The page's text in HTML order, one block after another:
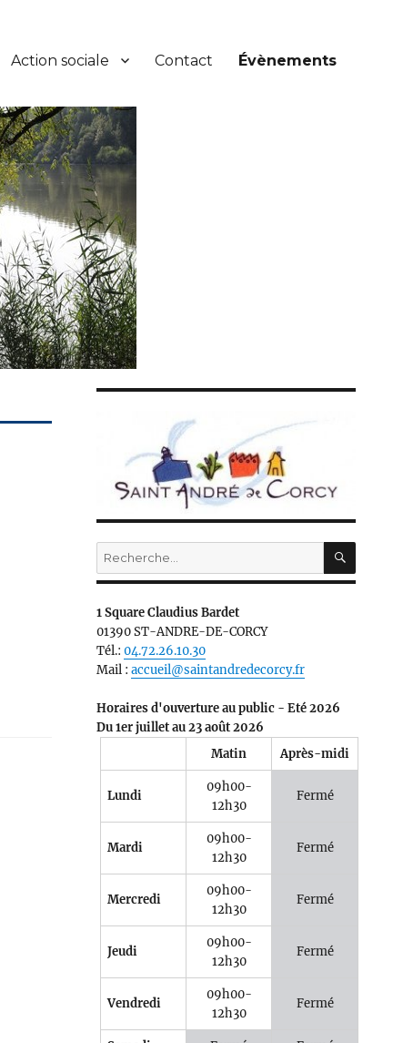
Action sociale Contact Évènements
Recherche
pour :
1 Square Claudius Bardet
01390 ST-ANDRE-DE-CORCY
Tél.:04.72.26.10.30
Mail :accueil@saintandredecorcy.fr
Horaires d'ouverture au public - Eté 2026
Du 1er juillet au 23 août 2026
Matin
Après-midi
Lundi
09h00-
12h30
Fermé
Mardi
09h00-
12h30
Fermé
Mercredi
09h00-
12h30
Fermé
Jeudi
09h00-
12h30
Fermé
Vendredi
09h00-
12h30
Fermé